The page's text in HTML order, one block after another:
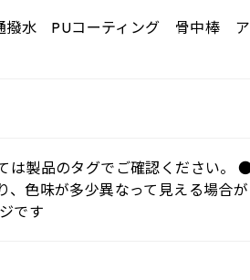
撥水 PUコーティング 骨中棒
は製品のタグでご確認ください。
、色味が多少異なって見える場合
です